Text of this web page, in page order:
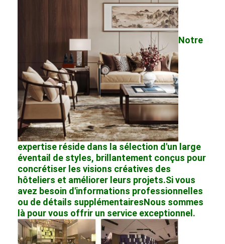
Notre
expertise réside dans la sélection d'un large
éventail de styles, brillantement conçus pour
concrétiser les visions créatives des
hôteliers et améliorer leurs projets.Si vous
avez besoin d'informations professionnelles
ou de détails supplémentairesNous sommes
là pour vous offrir un service exceptionnel.